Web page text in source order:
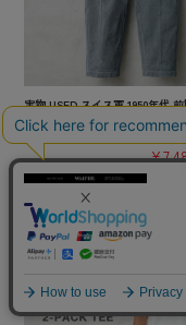
実物 USED スイス軍 1950年代
ンテージ デニムワークパンツ【
ン対象外】【I】ミリタリー 古着